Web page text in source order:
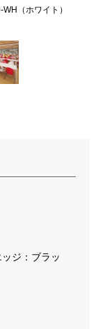
（ホワイト）
ジ：ブラッ